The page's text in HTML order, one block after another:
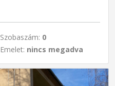
Szobaszám: 0
Emelet: nincs megadva